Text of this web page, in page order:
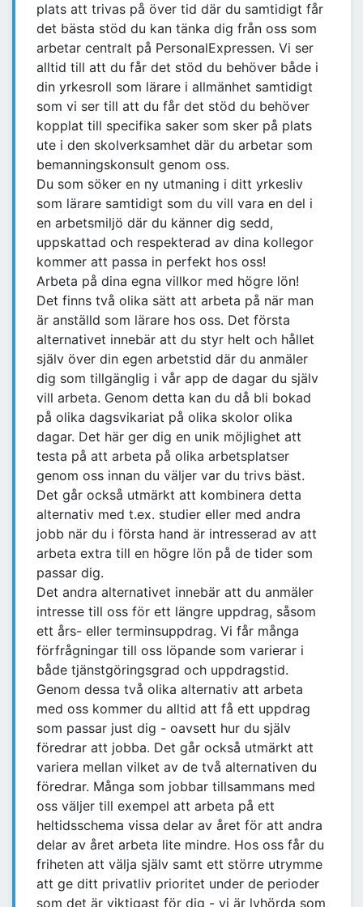
plats att trivas på över tid där du samtidigt får
det bästa stöd du kan tänka dig från oss som
arbetar centralt på PersonalExpressen. Vi ser
alltid till att du får det stöd du behöver både i
din yrkesroll som lärare i allmänhet samtidigt
som vi ser till att du får det stöd du behöver
kopplat till specifika saker som sker på plats
ute i den skolverksamhet där du arbetar som
bemanningskonsult genom oss.
Du som söker en ny utmaning i ditt yrkesliv
som lärare samtidigt som du vill vara en del i
en arbetsmiljö där du känner dig sedd,
uppskattad och respekterad av dina kollegor
kommer att passa in perfekt hos oss!
Arbeta på dina egna villkor med högre lön!
Det finns två olika sätt att arbeta på när man
är anställd som lärare hos oss. Det första
alternativet innebär att du styr helt och hållet
själv över din egen arbetstid där du anmäler
dig som tillgänglig i vår app de dagar du själv
vill arbeta. Genom detta kan du då bli bokad
på olika dagsvikariat på olika skolor olika
dagar. Det här ger dig en unik möjlighet att
testa på att arbeta på olika arbetsplatser
genom oss innan du väljer var du trivs bäst.
Det går också utmärkt att kombinera detta
alternativ med t.ex. studier eller med andra
jobb när du i första hand är intresserad av att
arbeta extra till en högre lön på de tider som
passar dig.
Det andra alternativet innebär att du anmäler
intresse till oss för ett längre uppdrag, såsom
ett års- eller terminsuppdrag. Vi får många
förfrågningar till oss löpande som varierar i
både tjänstgöringsgrad och uppdragstid.
Genom dessa två olika alternativ att arbeta
med oss kommer du alltid att få ett uppdrag
som passar just dig - oavsett hur du själv
föredrar att jobba. Det går också utmärkt att
variera mellan vilket av de två alternativen du
föredrar. Många som jobbar tillsammans med
oss väljer till exempel att arbeta på ett
heltidsschema vissa delar av året för att andra
delar av året arbeta lite mindre. Hos oss får du
friheten att välja själv samt ett större utrymme
att ge ditt privatliv prioritet under de perioder
som det är viktigast för dig - vi är lyhörda som